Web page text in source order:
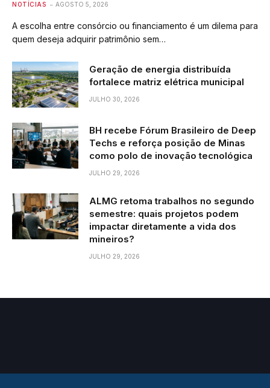
NOTÍCIAS AGOSTO 5, 2026
A escolha entre consórcio ou financiamento é um dilema para
quem deseja adquirir patrimônio sem…
Geração de energia distribuída
fortalece matriz elétrica municipal
JULHO 30, 2026
BH recebe Fórum Brasileiro de Deep
Techs e reforça posição de Minas
como polo de inovação tecnológica
JULHO 29, 2026
ALMG retoma trabalhos no segundo
semestre: quais projetos podem
impactar diretamente a vida dos
mineiros?
JULHO 29, 2026